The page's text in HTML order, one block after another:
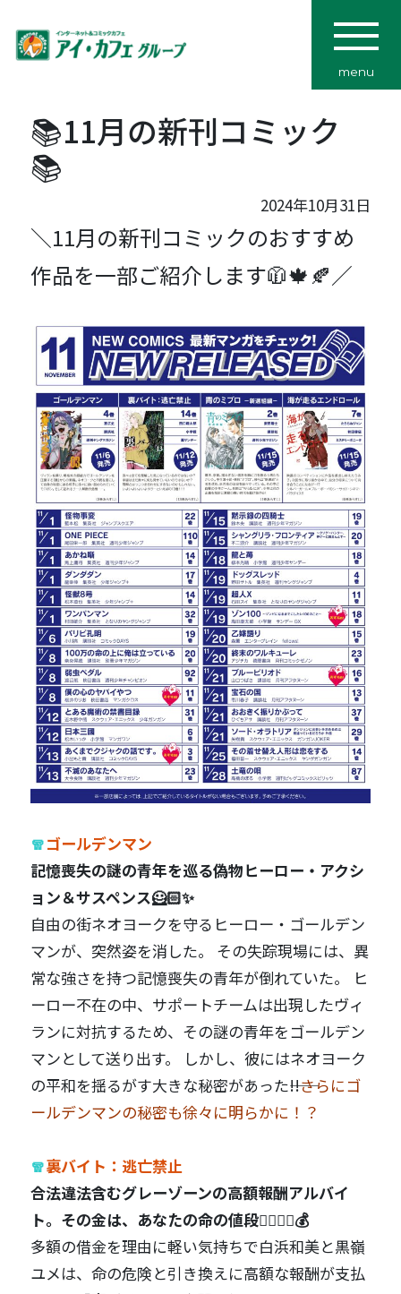
menu
📚11月の新刊コミック
📚
2024年10月31日
＼11月の新刊コミックのおすすめ
作品を一部ご紹介します🧥🍁🍂／
🧣ゴールデンマン
記憶喪失の謎の青年を巡る偽物ヒーロー・アクシ
ョン＆サスペンス🦸🏻✨
自由の街ネオヨークを守るヒーロー・ゴールデン
マンが、突然姿を消した。 その失踪現場には、異
常な強さを持つ記憶喪失の青年が倒れていた。 ヒ
ーロー不在の中、サポートチームは出現したヴィ
ランに対抗するため、その謎の青年をゴールデン
マンとして送り出す。 しかし、彼にはネオヨーク
の平和を揺るがす大きな秘密があった――!!さらにゴ
ールデンマンの秘密も徐々に明らかに！？
🧣裏バイト：逃亡禁止
合法違法含むグレーゾーンの高額報酬アルバイ
ト。その金は、あなたの命の値段🧟‍♀️🧟‍♂️💰
多額の借金を理由に軽い気持ちで白浜和美と黒嶺
ユメは、命の危険と引き換えに高額な報酬が支払